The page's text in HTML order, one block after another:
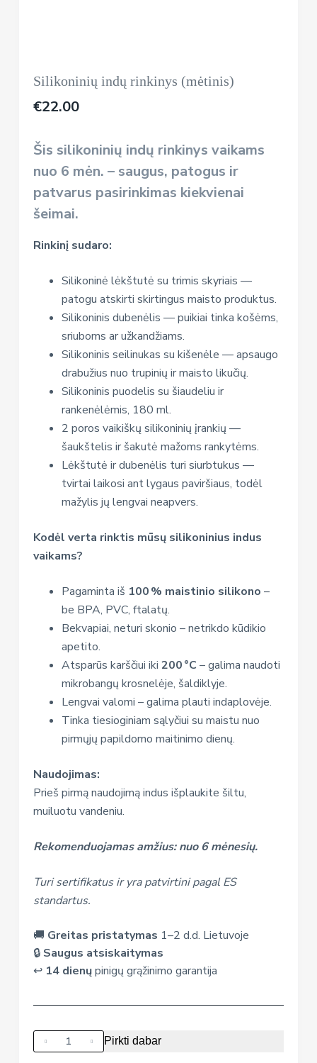
Silikoninių indų rinkinys (mėtinis)
€22.00
Šis silikoninių indų rinkinys vaikams
nuo 6 mėn. – saugus, patogus ir
patvarus pasirinkimas kiekvienai
šeimai.
Rinkinį sudaro:
Silikoninė lėkštutė su trimis skyriais —
patogu atskirti skirtingus maisto produktus.
Silikoninis dubenėlis — puikiai tinka košėms,
sriuboms ar užkandžiams.
Silikoninis seilinukas su kišenėle — apsaugo
drabužius nuo trupinių ir maisto likučių.
Silikoninis puodelis su šiaudeliu ir
rankenėlėmis, 180 ml.
2 poros vaikiškų silikoninių įrankių —
šaukštelis ir šakutė mažoms rankytėms.
Lėkštutė ir dubenėlis turi siurbtukus —
tvirtai laikosi ant lygaus paviršiaus, todėl
mažylis jų lengvai neapvers.
Kodėl verta rinktis mūsų silikoninius indus
vaikams?
Pagaminta iš 100 % maistinio silikono –
be BPA, PVC, ftalatų.
Bekvapiai, neturi skonio – netrikdo kūdikio
apetito.
Atsparūs karščiui iki 200 °C – galima naudoti
mikrobangų krosnelėje, šaldiklyje.
Lengvai valomi – galima plauti indaplovėje.
Tinka tiesioginiam sąlyčiui su maistu nuo
pirmųjų papildomo maitinimo dienų.
Naudojimas:
Prieš pirmą naudojimą indus išplaukite šiltu,
muiluotu vandeniu.
Rekomenduojamas amžius: nuo 6 mėnesių.
Turi sertifikatus ir yra patvirtini pagal ES
standartus.
🚚 Greitas pristatymas 1–2 d.d. Lietuvoje
🔒 Saugus atsiskaitymas
↩️ 14 dienųpinigų grąžinimo garantija
produkto
kiekis:
Pirkti dabar